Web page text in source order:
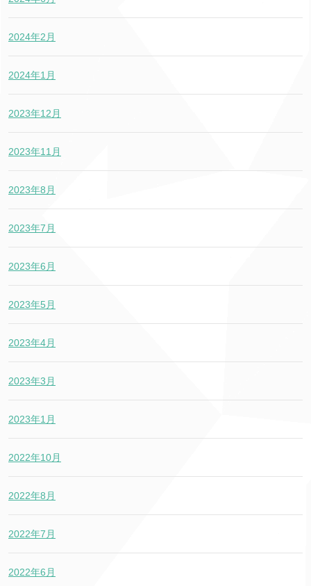
2024年2月
2024年1月
2023年12月
2023年11月
2023年8月
2023年7月
2023年6月
2023年5月
2023年4月
2023年3月
2023年1月
2022年10月
2022年8月
2022年7月
2022年6月